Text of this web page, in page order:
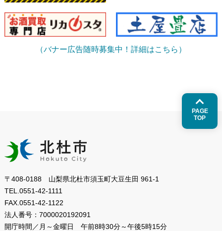
（バナー広告随時募集中！詳細はこちら）
PAGE
TOP
〒408-0188 山梨県北杜市須玉町大豆生田 961-1
TEL. 0551-42-1111
FAX. 0551-42-1122
法人番号： 7000020192091
開庁時間／月～金曜日
午前8時30分～午後5時15分